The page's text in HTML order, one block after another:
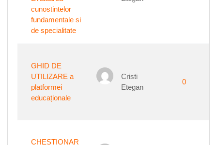
cunostintelor
fundamentale si
de specialitate
GHID DE
UTILIZARE a
platformei
educaționale
Cristi
Etegan
0
CHESTIONAR